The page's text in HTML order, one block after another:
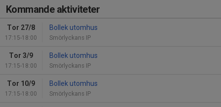
Kommande aktiviteter
Tor 27/8
17:15-18:00
Bollek utomhus
Smörlyckans IP
Tor 3/9
17:15-18:00
Bollek utomhus
Smörlyckans IP
Tor 10/9
17:15-18:00
Bollek utomhus
Smörlyckans IP